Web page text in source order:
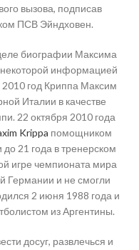
вызова, подписав
ПСВ Эйндховен.
биографии Максима
информацией
2010 год Криппа Максим
Италии в качестве
22 октября 2010 года
Krippa помощником
21 года в тренерском
игре чемпионата мира
Германии и не смогли
2 июня 1988 года и
из Аргентины.
досуг, развлечься и